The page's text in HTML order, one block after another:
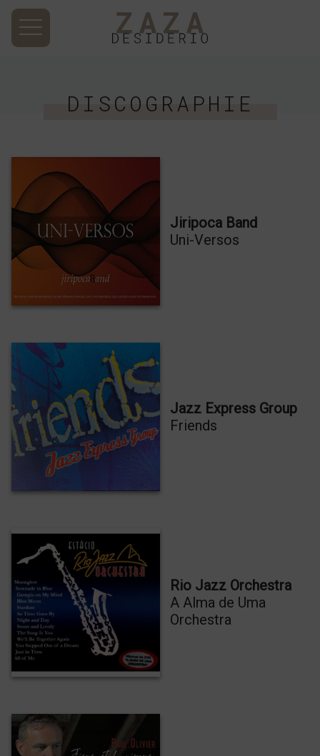
DISCOGRAPHIE
Jiripoca Band
Uni-Versos
Jazz Express Group
Friends
Rio Jazz Orchestra
A Alma de Uma
Orchestra